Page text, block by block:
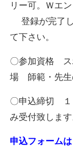
リー可。Ｗエ
登録が完了し
て下さい。
〇参加資格 ス
場 師範・先生
〇申込締切 １
み受付致します
申込フォーム